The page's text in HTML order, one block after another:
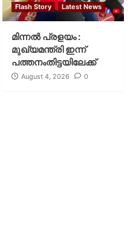
Flash Story Latest News
മിന്നല്‍ പ്രളയം :
മുഖ്യമന്ത്രി ഇന്ന്
പത്തനംതിട്ടയിലേക്ക്
August 4, 2026 0